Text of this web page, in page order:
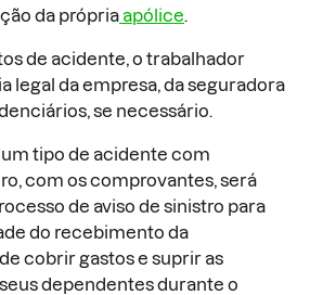
da própriaapólice.
de acidente, o trabalhador
legal da empresa, da seguradora
se necessário.
um tipo de acidente com
com os comprovantes, será
de aviso de sinistro para
do recebimento da
cobrir gastos e suprir as
dependentes durante o